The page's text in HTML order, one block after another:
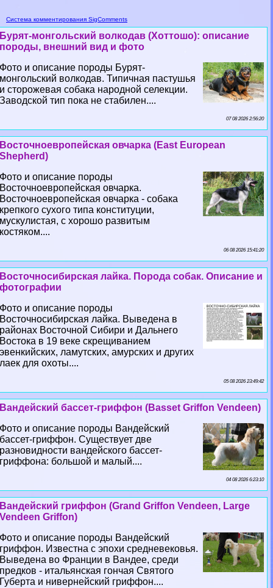
Система комментирования SigComments
Бурят-монгольский волкодав (Хоттошо): описание
породы, внешний вид и фото
Фото и описание породы Бурят-
монгольский волкодав. Типичная пастушья
и сторожевая собака народной селекции.
Заводской тип пока не стабилен....
07 08 2026 2:56:20
Восточноевропейская овчарка (East European
Shepherd)
Фото и описание породы
Восточноевропейская овчарка.
Восточноевропейская овчарка - собака
крепкого сухого типа конституции,
мускулистая, с хорошо развитым
костяком....
06 08 2026 15:41:20
Восточносибирская лайка. Порода собак. Описание и
фотографии
Фото и описание породы
Восточносибирская лайка. Выведена в
районах Восточной Сибири и Дальнего
Востока в 19 веке скрещиванием
эвенкийских, ламутских, амурских и других
лаек для охоты....
05 08 2026 23:49:42
Вандейский бассет-гриффон (Basset Griffon Vendeen)
Фото и описание породы Вандейский
бассет-гриффон. Существует две
разновидности вандейского бассет-
гриффона: большой и малый....
04 08 2026 6:23:10
Вандейский гриффон (Grand Griffon Vendeen, Large
Vendeen Griffon)
Фото и описание породы Вандейский
гриффон. Известна с эпохи средневековья.
Выведена во Франции в Вандее, среди
предков - итальянская гончая Святого
Губерта и нивернейский гриффон....